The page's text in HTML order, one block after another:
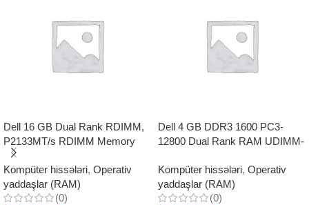
Dell 16 GB Dual Rank RDIMM,
P2133MT/s RDIMM Memory
Kompüter hissələri, Operativ
yaddaşlar (RAM)
(0)
Dell 4 GB DDR3 1600 PC3-
12800 Dual Rank RAM UDIMM-
Kompüter hissələri, Operativ
yaddaşlar (RAM)
(0)